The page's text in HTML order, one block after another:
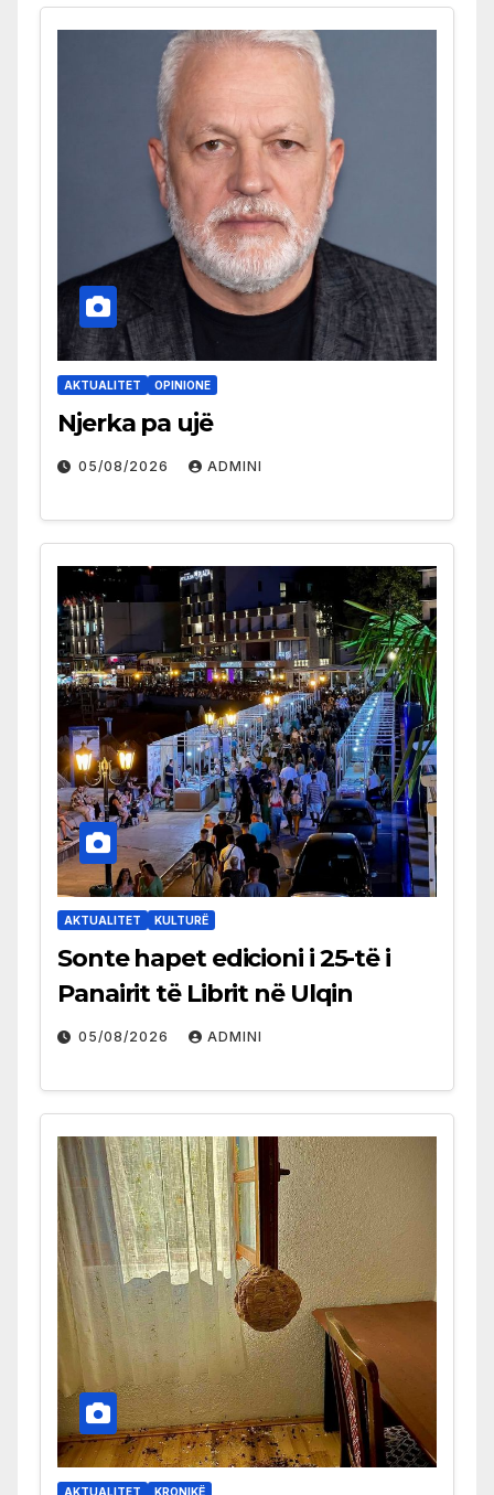
AKTUALITET OPINIONE
Njerka pa ujë
05/08/2026 ADMINI
AKTUALITET KULTURË
Sonte hapet edicioni i 25-të i
Panairit të Librit në Ulqin
05/08/2026 ADMINI
AKTUALITET KRONIKË